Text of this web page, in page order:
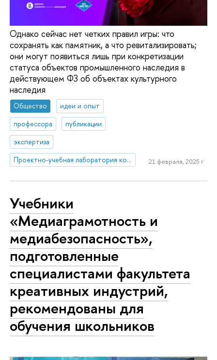
Однако сейчас нет четких правил игры: что
сохранять как памятник, а что ревитализировать;
они могут появиться лишь при конкретизации
статуса объектов промышленного наследия в
действующем ФЗ об объектах культурного
наследия
Общество
идеи и опыт
профессора
публикации
экспертиза
Проектно-учебная лаборатория коммуникаций в креативных индустриях
21 февраля, 2025 г.
Учебники
«Медиаграмотность и
медиабезопасность»,
подготовленные
специалистами факультета
креативных индустрий,
рекомендованы для
обучения школьников